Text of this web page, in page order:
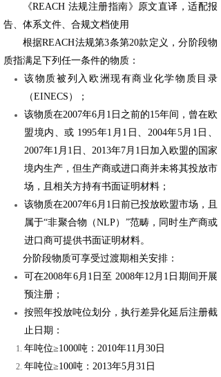
《REACH 法规注册指南》原文直译，适配报
告、体系文件、合规文档使用
根据REACH法规第3条第20款定义，分阶段物
质指满足下列任一条件的物质：
该物质被列入欧洲现有商业化学物质目录
（EINECS）；
该物质在2007年6月1日之前的15年间，曾在欧
盟境内、或 1995年1月1日、2004年5月1日、
2007年1月1日、2013年7月1日加入欧盟的国家
境内生产，但生产商或进口商并未将其投放市
场，且相关方持有书面证明材料；
该物质在2007年6月1日前已投放欧盟市场，且
属于“非聚合物（NLP）”范畴，同时生产商或
进口商可提供书面证明材料。
分阶段物质可享受过渡期相关安排：
可在2008年6月1日至 2008年12月1日期间开展
预注册；
按照年投放吨位划分，执行差异化延后注册截
止日期：
年吨位≥1000吨：2010年11月30日
年吨位≥100吨：2013年5月31日